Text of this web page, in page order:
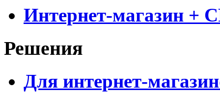
Интернет-магазин +
Решения
Для интернет-